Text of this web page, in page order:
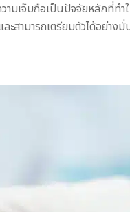
ามเจ็บถือเป็นปัจจัยหลักที่ทำ
สามารถเตรียมตัวได้อย่าง